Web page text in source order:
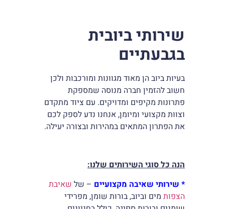
שירותי ביובית
בגבעתיים
בעיות ביוב הן מאוד מגוונות ומורכבות ולכן
חשוב להזמין חברה מנוסה שמספקת
פתרונות מקיפים ומדויקים. עם ציוד מתקדם
וצוות מקצועי ומיומן, אנחנו נדע לספק לכם
את הפתרון המתאים במהירות ובצורה יעילה.
הנה כל סוגי השירותים שלנו:
* שירותי שאיבה מקצועיים – של שאיבת
הצפותמים וביוב, בורות שומן, מפרידי